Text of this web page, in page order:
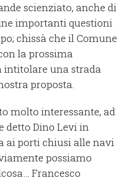
scienziato, anche di
importanti questioni
chissà che il Comune
la prossima
intitolare una strada
proposta.
molto interessante, ad
detto Dino Levi in
ai porti chiusi alle navi
possiamo
Francesco